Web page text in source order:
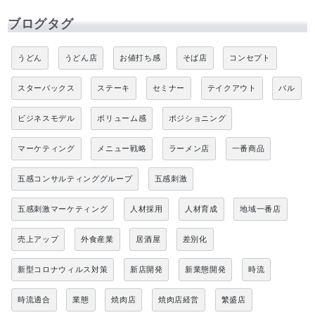
ブログタグ
うどん うどん店 お値打ち感 そば店 コンセプト
スターバックス ステーキ セミナー テイクアウト バル
ビジネスモデル ボリューム感 ポジショニング
マーケティング メニュー戦略 ラーメン店 一番商品
五感コンサルティンググループ 五感刺激
五感刺激マーケティング 人材採用 人材育成 地域一番店
売上アップ 外食産業 居酒屋 差別化
新型コロナウィルス対策 新店開発 新業態開発 時流
時流適合 業態 焼肉店 焼肉店経営 繁盛店